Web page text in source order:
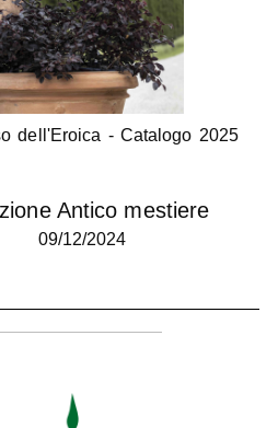
dell'Eroica - Catalogo 2025
Antico mestiere
09/12/2024